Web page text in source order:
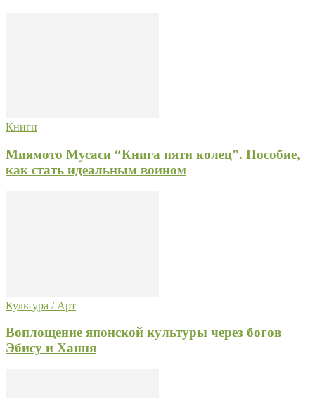
Книги
Миямото Мусаси “Книга пяти колец”. Пособие,
как стать идеальным воином
Культура / Арт
Воплощение японской культуры через богов
Эбису и Хання